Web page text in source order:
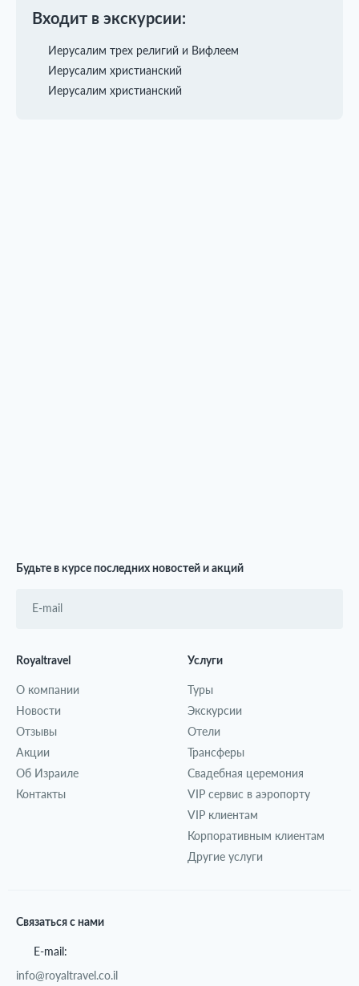
Входит в экскурсии:
Иерусалим трех религий и Вифлеем
Иерусалим христианский
Иерусалим христианский
Будьте в курсе последних новостей и акций
Royaltravel
О компании
Новости
Отзывы
Акции
Об Израиле
Контакты
Услуги
Туры
Экскурсии
Отели
Трансферы
Свадебная церемония
VIP сервис в аэропорту
VIP клиентам
Корпоративным клиентам
Другие услуги
Связаться с нами
E-mail:
info@royaltravel.co.il